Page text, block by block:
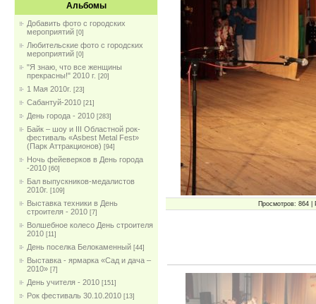
Альбомы
Добавить фото с городских
мероприятий [0]
Любительские фото с городских
мероприятий [0]
"Я знаю, что все женщины
прекрасны!" 2010 г. [20]
1 Мая 2010г. [23]
Сабантуй-2010 [21]
День города - 2010 [283]
Байк – шоу и III Областной рок-
фестиваль «Asbest Metal Fest»
(Парк Аттракционов) [94]
Ночь фейеверков в День города
-2010 [60]
Бал выпускников-медалистов
2010г. [109]
Выставка техники в День
строителя - 2010 [7]
Волшебное колесо День строителя
2010 [11]
День поселка Белокаменный [44]
Выставка - ярмарка «Сад и дача –
2010» [7]
День учителя - 2010 [151]
Рок фестиваль 30.10.2010 [13]
Просмотров: 864 |